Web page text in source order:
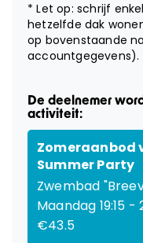
* Let op: schrijf
hetzelfde dak
op bovenstaande
accountgegevens).
De deelnemer
activiteit:
Zomeraanbod
Summer Party
Zwembad
Maandag 19:15 -
€43.5